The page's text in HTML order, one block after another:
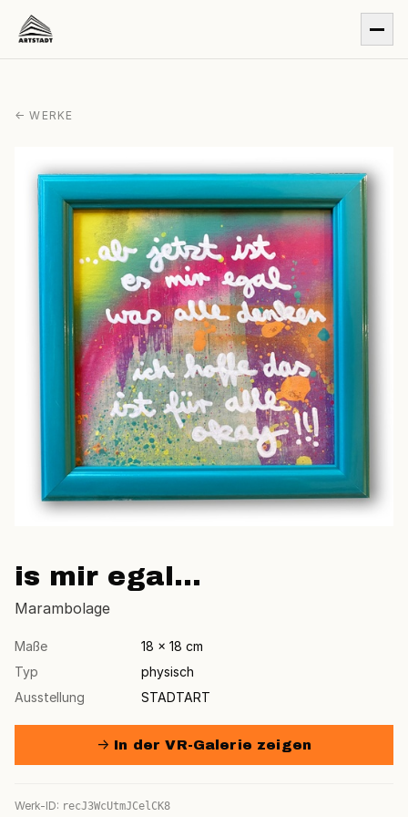
← WERKE
is mir egal...
Marambolage
Maße
18 × 18 cm
Typ
physisch
Ausstellung
STADTART
→ In der VR-Galerie zeigen
Werk-ID: recJ3WcUtmJCelCK8